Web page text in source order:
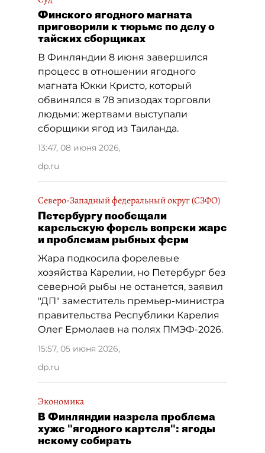
Финского ягодного магната
приговорили к тюрьме по делу о
тайских сборщиках
В Финляндии 8 июня завершился
процесс в отношении ягодного
магната Юкки Кристо, который
обвинялся в 78 эпизодах торговли
людьми: жертвами выступали
сборщики ягод из Таиланда.
13:47, 08 июня 2026,
dp.ru
Северо-Западный федеральный округ (СЗФО)
Петербургу пообещали
карельскую форель вопреки жаре
и проблемам рыбных ферм
Жара подкосила форелевые
хозяйства Карелии, но Петербург без
северной рыбы не останется, заявил
"ДП" заместитель премьер-министра
правительства Республики Карелия
Олег Ермолаев на полях ПМЭФ-2026.
15:57, 05 июня 2026,
dp.ru
Экономика
В Финляндии назрела проблема
хуже "ягодного картеля": ягоды
некому собирать